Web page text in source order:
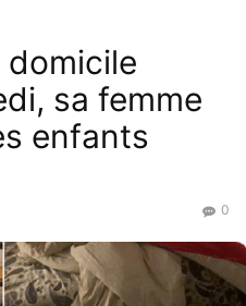
domicile
sa femme
enfants
0